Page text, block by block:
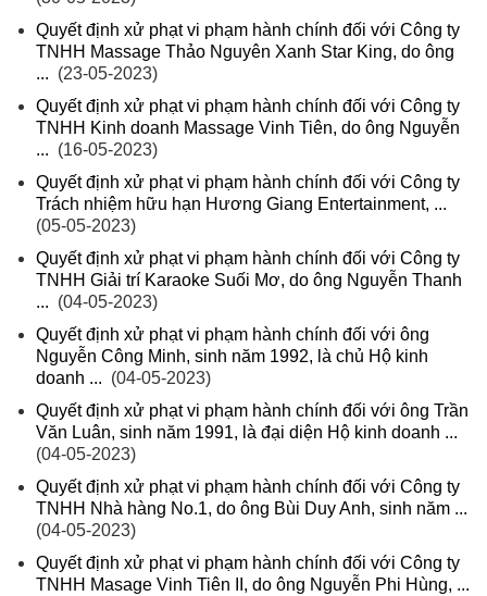
Quyết định xử phạt vi phạm hành chính đối với Công ty
TNHH Massage Thảo Nguyên Xanh Star King, do ông
... (23-05-2023)
Quyết định xử phạt vi phạm hành chính đối với Công ty
TNHH Kinh doanh Massage Vinh Tiên, do ông Nguyễn
... (16-05-2023)
Quyết định xử phạt vi phạm hành chính đối với Công ty
Trách nhiệm hữu hạn Hương Giang Entertainment, ...
(05-05-2023)
Quyết định xử phạt vi phạm hành chính đối với Công ty
TNHH Giải trí Karaoke Suối Mơ, do ông Nguyễn Thanh
... (04-05-2023)
Quyết định xử phạt vi phạm hành chính đối với ông
Nguyễn Công Minh, sinh năm 1992, là chủ Hộ kinh
doanh ... (04-05-2023)
Quyết định xử phạt vi phạm hành chính đối với ông Trần
Văn Luân, sinh năm 1991, là đại diện Hộ kinh doanh ...
(04-05-2023)
Quyết định xử phạt vi phạm hành chính đối với Công ty
TNHH Nhà hàng No.1, do ông Bùi Duy Anh, sinh năm ...
(04-05-2023)
Quyết định xử phạt vi phạm hành chính đối với Công ty
TNHH Masage Vinh Tiên II, do ông Nguyễn Phi Hùng, ...